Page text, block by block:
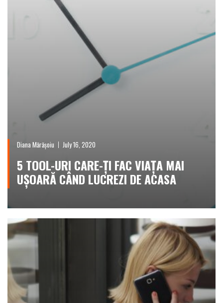
Diana Mărășoiu July 16, 2020
5 TOOL-URI CARE-ȚI FAC VIAȚA MAI
UȘOARĂ CÂND LUCREZI DE ACASA